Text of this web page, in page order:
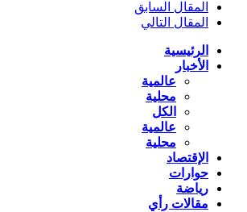
المقال السابق
المقال التالي
الرئيسية
الأخبار
عالمية
محلية
الكل
عالمية
محلية
الإقتصاد
حوارات
رياضة
مقالات رأي